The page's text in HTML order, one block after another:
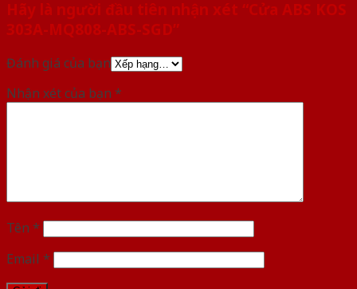
Hãy là người đầu tiên nhận xét “Cửa ABS KOS
303A-MQ808-ABS-SGD”
Đánh giá của bạn
Nhận xét của bạn *
Tên *
Email *